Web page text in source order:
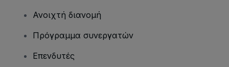
Ανοιχτή διανομή
Πρόγραμμα συνεργατών
Επενδυτές